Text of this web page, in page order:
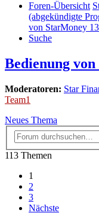
Foren-Übersicht
(abgekündigte
von StarMoney
Suche
Bedienung
Moderatoren: Star
Team1
Neues Thema
113 Themen
1
2
3
Nächste